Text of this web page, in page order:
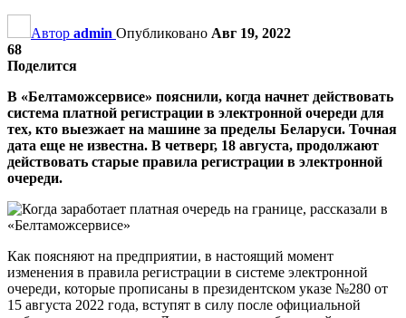
Автор admin Опубликовано Авг 19, 2022
68
Поделится
В «Белтаможсервисе» пояснили, когда начнет действовать
система платной регистрации в электронной очереди для
тех, кто выезжает на машине за пределы Беларуси. Точная
дата еще не известна. В четверг, 18 августа, продолжают
действовать старые правила регистрации в электронной
очереди.
Как поясняют на предприятии, в настоящий момент
изменения в правила регистрации в системе электронной
очереди, которые прописаны в президентском указе №280 от
15 августа 2022 года, вступят в силу после официальной